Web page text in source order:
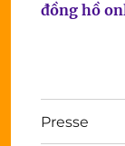
đồng hồ
Presse